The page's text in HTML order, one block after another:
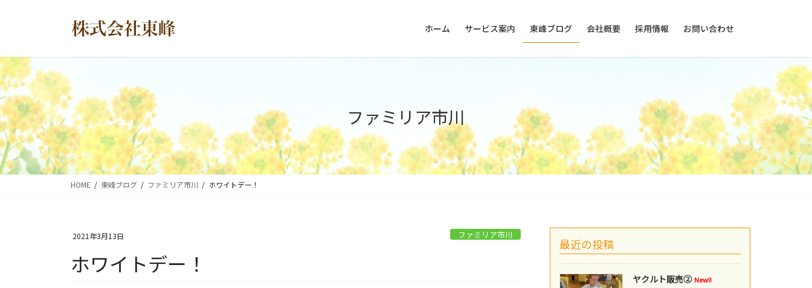
ツ
に
移
動
シ
ョ
ン
に
移
動
ホーム サービス案内 東峰ブログ 会社概要 採用情報 お問い合わせ
ファミリア市川
HOME 東峰ブログ ファミリア市川 ホワイトデー！
2021年3月13日 ファミリア市川
ホワイトデー！
最近の投稿
ヤクルト販売② New!!